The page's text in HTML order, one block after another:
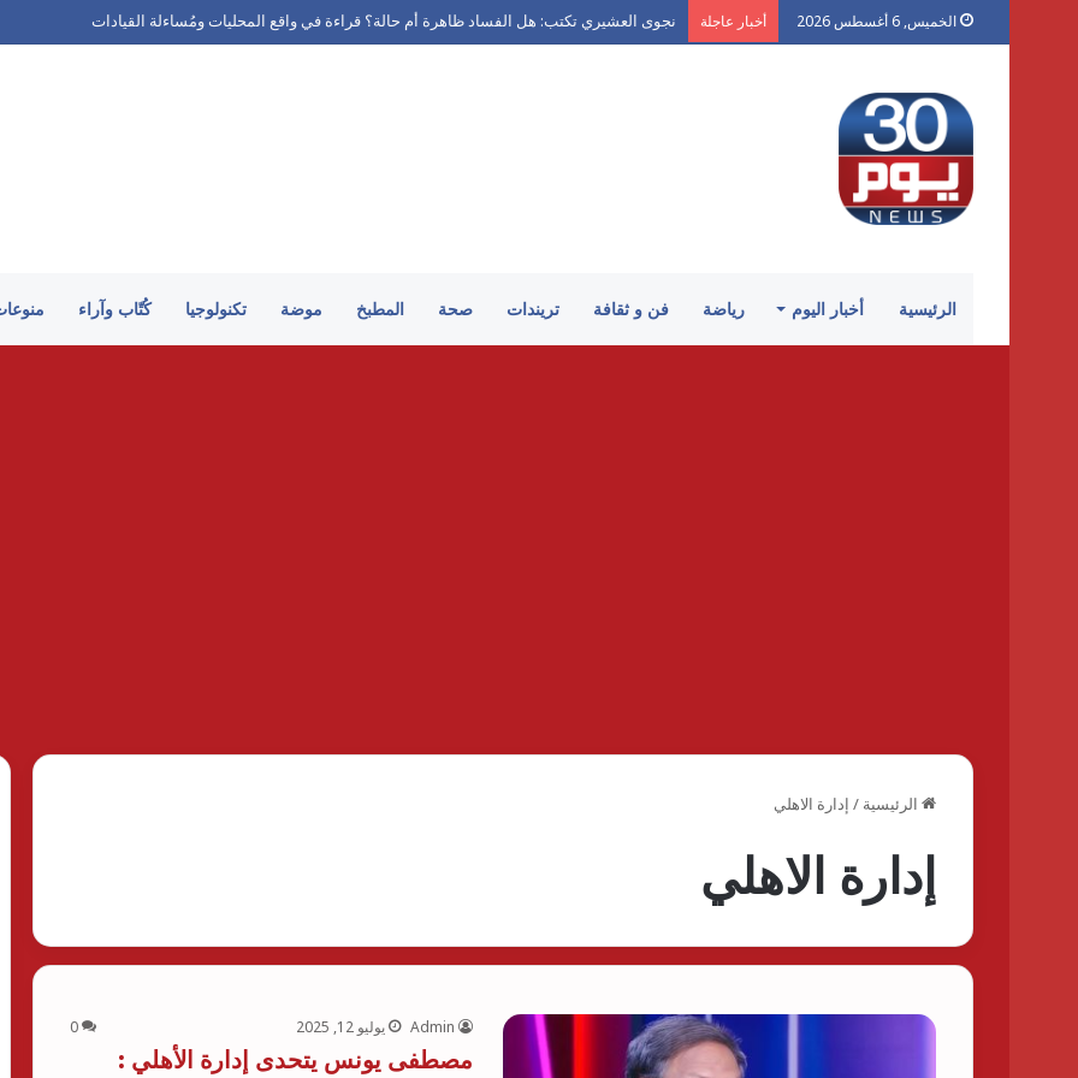
الخميس, 6 أغسطس 2026 أخبار عاجلة قلق ألماني من مسيرة محملة بمتفجرات بمطار لايبزيج
الرئيسية أخبار اليوم رياضة فن و ثقافة تريندات صحة المطبخ موضة تكنولوجيا كُتّاب وآراء
الرئيسية / إدارة الاهلي
إدارة الاهلي
Admin يوليو 12, 2025 0
مصطفى يونس يتحدى إدارة الأهلي :